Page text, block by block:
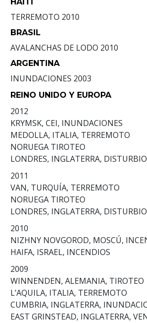
TERREMOTO 2010
BRASIL
AVALANCHAS DE LODO 2010
ARGENTINA
INUNDACIONES 2003
REINO UNIDO Y EUROPA
2012
KRYMSK, CEI, INUNDACIONES
MEDOLLA, ITALIA, TERREMOTO
NORUEGA TIROTEO
LONDRES, INGLATERRA,
2011
VAN, TURQUÍA, TERREMOTO
NORUEGA TIROTEO
LONDRES, INGLATERRA,
2010
NIZHNY NOVGOROD, MOSCÚ,
HAIFA, ISRAEL, INCENDIOS
2009
WINNENDEN, ALEMANIA, TIROTEO
L’AQUILA, ITALIA, TERREMOTO
CUMBRIA, INGLATERRA,
EAST GRINSTEAD, INGLATERRA,